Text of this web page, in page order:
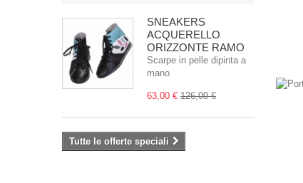
SNEAKERS
ACQUERELLO
ORIZZONTE RAMO
Scarpe in pelle dipinta a
mano
63,00 € 126,00 €
Tutte le offerte speciali